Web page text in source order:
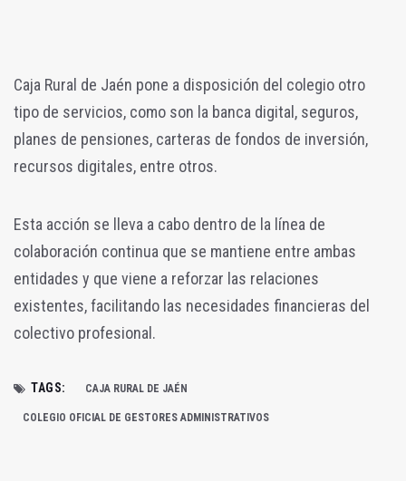
Caja Rural de Jaén pone a disposición del colegio otro
tipo de servicios, como son la banca digital, seguros,
planes de pensiones, carteras de fondos de inversión,
recursos digitales, entre otros.
Esta acción se lleva a cabo dentro de la línea de
colaboración continua que se mantiene entre ambas
entidades y que viene a reforzar las relaciones
existentes, facilitando las necesidades financieras del
colectivo profesional.
TAGS: CAJA RURAL DE JAÉN
COLEGIO OFICIAL DE GESTORES ADMINISTRATIVOS